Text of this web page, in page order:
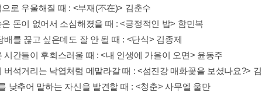
로 우울해질 때 : <부재(不在)> 김춘수
돈이 없어서 소심해졌을 때 : <긍정적인 밥> 함민복
배를 끊고 싶은데도 잘 안 될 때 : <단식> 김종제
시간들이 후회스러울 때 : <내 인생에 가을이 오면> 윤동주
버석거리는 낙엽처럼 메말라갈 때 : <섬진강 매화꽃을 보셨나요?>
낮추어 말하는 자신을 발견할 때 : <청춘> 사무엘 울만